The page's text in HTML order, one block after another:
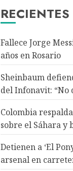
RECIENTES
Fallece Jorge
años en Rosario
Sheinbaum
del Infonavit: “No
Colombia
sobre el Sáhara y
Detienen a ‘El
arsenal en
4
5